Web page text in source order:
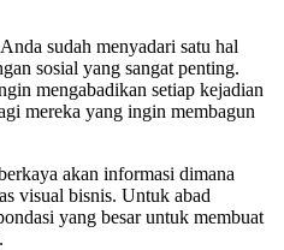
sudah menyadari satu hal
sosial yang sangat penting.
mengabadikan setiap kejadian
mereka yang ingin membagun
akan informasi dimana
visual bisnis. Untuk abad
yang besar untuk membuat